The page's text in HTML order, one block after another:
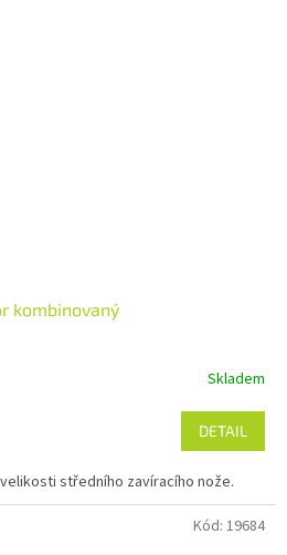
kombinovaný
Skladem
DETAIL
středního zavíracího nože.
Kód: 19684